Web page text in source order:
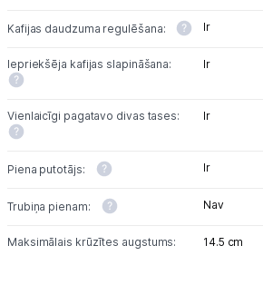
Kafijas daudzuma regulēšana: Ir
Iepriekšēja kafijas slapināšana: Ir
Vienlaicīgi pagatavo divas tases: Ir
Piena putotājs: Ir
Trubiņa pienam: Nav
Maksimālais krūzītes augstums: 14.5 cm